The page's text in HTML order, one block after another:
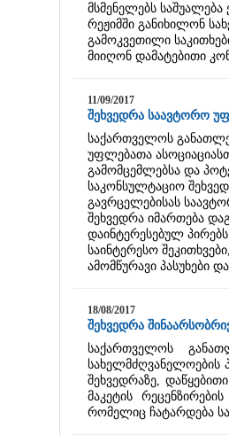
მსმენელებს
რეჟიმში განიხილონ
გამოკვეთილი
მიიღონ დამატებითი
11/09/2017
შეხვედრა საავტორო
საქართველოს
უფლებათა
გამომცემლებსა და
საკონსულტაციო
გავრცელებისას
შეხვედრა იმართება
დაინტერესებულ
საინტერესო
ამომწურავი პასუხები
18/08/2017
შეხვედრა
საქართველოს
სახელმძღვანელოების
შეხვედრაზე,
მაკეტის
რომელიც ჩატარდება